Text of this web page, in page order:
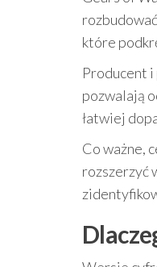
które
Producent i
pozwalają
łatwiej
Co ważne,
rozszerzyć